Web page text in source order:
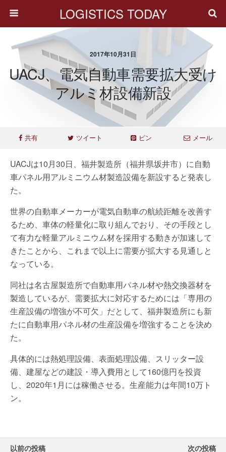
LOGISTICS TODAY
2017年10月31日
UACJ、電気自動車需要拡大受け
アルミ材設備新設
共有 ツイート ピン メール
UACJは10月30日、福井製造所（福井県坂井市）に自動
車パネル用アルミニウム材製造設備を新設すると発表し
た。
世界の自動車メーカーが電気自動車の航続距離を改善す
るため、車体の軽量化に取り組んでおり、その手段とし
て有力な軽量アルミニウム材を採用する動きが加速して
きたことから、これまで以上に需要が拡大する見通しと
なっている。
同社は名古屋製造所で自動車用パネル材や熱交換器材を
製造しているが、需要拡大に対応するためには「専用の
生産設備の増強が不可欠」だとして、福井製造所にも新
たに自動車用パネル材の生産設備を増強することを決め
た。
具体的には熱処理設備、表面処理設備、スリッター設
備、建屋などの建設・導入費用として160億円を投資
し、2020年1月には稼働させる。生産能力は年間10万ト
ン。
以前の投稿 次の投稿